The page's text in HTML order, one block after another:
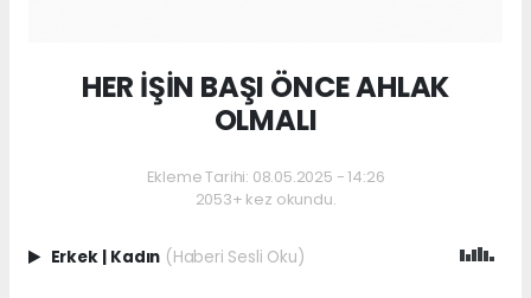
HER İŞİN BAŞI ÖNCE AHLAK
OLMALI
Ekleme Tarihi: 08.05.2025 - 14:26
2053+ kez okundu.
Erkek | Kadın (Haberi Sesli Oku)